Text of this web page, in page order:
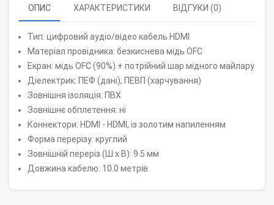
ОПИС ХАРАКТЕРИСТИКИ ВІДГУКИ (0)
Тип: цифровий аудіо/відео кабель HDMI
Матеріал провідника: безкиснева мідь OFC
Екран: мідь OFC (90%) + потрійний шар мідного майлару
Діелектрик: ПЕФ (дані), ПЕВП (харчування)
Зовнішня ізоляція: ПВХ
Зовнішнє обплетення: ні
Коннектори: HDMI - HDMI, із золотим напиленням
Форма перерізу: круглий
Зовнішній переріз (Ш х В): 9.5 мм
Довжина кабелю: 10.0 метрів